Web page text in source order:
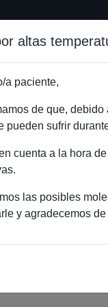
Método
altas
a paciente,
de que,
pueden sufrir
cuenta a la hora
las posibles
y agradecemos